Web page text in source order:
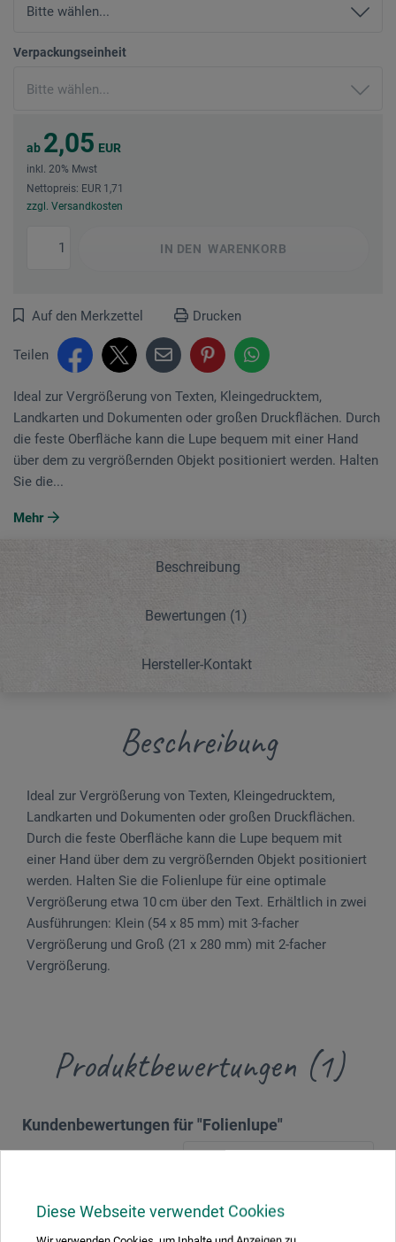
Diese Webseite verwendet Cookies
Verpackungseinheit
ab 2,05 EUR
inkl. 20% Mwst
Nettopreis: EUR 1,71
zzgl. Versandkosten
IN DEN WARENKORB
Auf den Merkzettel Drucken
Teilen
Ideal zur Vergrößerung von Texten, Kleingedrucktem,
Landkarten und Dokumenten oder großen Druckflächen. Durch
die feste Oberfläche kann die Lupe bequem mit einer Hand
über dem zu vergrößernden Objekt positioniert werden. Halten
Sie die...
Mehr
Beschreibung
Bewertungen (1)
Hersteller-Kontakt
Beschreibung
Ideal zur Vergrößerung von Texten, Kleingedrucktem,
Landkarten und Dokumenten oder großen Druckflächen.
Durch die feste Oberfläche kann die Lupe bequem mit
einer Hand über dem zu vergrößernden Objekt positioniert
werden. Halten Sie die Folienlupe für eine optimale
Vergrößerung etwa 10 cm über den Text. Erhältlich in zwei
Ausführungen: Klein (54 x 85 mm) mit 3-facher
Vergrößerung und Groß (21 x 280 mm) mit 2-facher
Vergrößerung.
Produktbewertungen (1)
Kundenbewertungen für "Folienlupe"